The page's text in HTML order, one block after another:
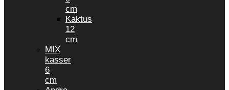
cm
Kaktus
12
cm
MIX
kasser
6
cm